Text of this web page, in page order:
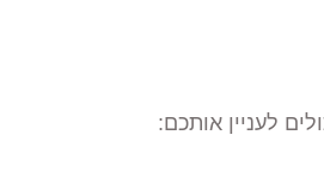
לעניין אותכם: